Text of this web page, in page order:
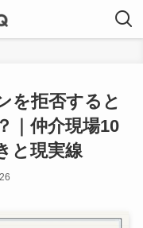
を拒否すると
｜仲介現場10
と現実線